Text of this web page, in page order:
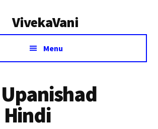
VivekaVani
Menu